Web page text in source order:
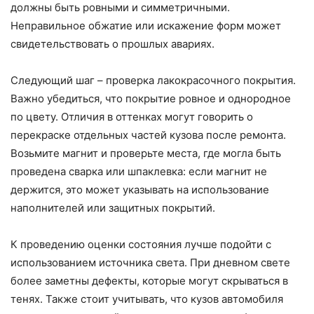
должны быть ровными и симметричными.
Неправильное обжатие или искажение форм может
свидетельствовать о прошлых авариях.
Следующий шаг – проверка лакокрасочного покрытия.
Важно убедиться, что покрытие ровное и однородное
по цвету. Отличия в оттенках могут говорить о
перекраске отдельных частей кузова после ремонта.
Возьмите магнит и проверьте места, где могла быть
проведена сварка или шпаклевка: если магнит не
держится, это может указывать на использование
наполнителей или защитных покрытий.
К проведению оценки состояния лучше подойти с
использованием источника света. При дневном свете
более заметны дефекты, которые могут скрываться в
тенях. Также стоит учитывать, что кузов автомобиля